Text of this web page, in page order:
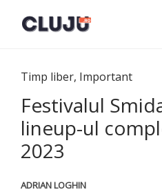
Timp liber, Important
Festivalul
lineup-ul
2023
ADRIAN LOGHIN